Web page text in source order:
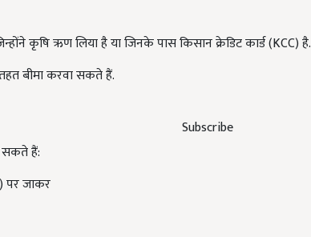
Subscribe
कृषि ऋण लिया है या जिनके पास किसान क्रेडिट कार्ड (KCC) है.
बीमा करवा सकते हैं.
सकते हैं:
पर जाकर